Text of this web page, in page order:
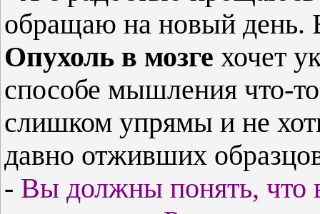
обращаю на новый день.
Опухоль в мозге хочет
способе мышления что-
слишком упрямы и не
давно отживших
- Вы должны понять, что